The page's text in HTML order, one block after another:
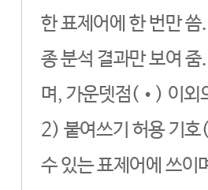
한 표제어에 한 번만
종 분석 결과만 보여
며, 가운뎃점(•) 이외
2) 붙여쓰기 허용 기호
수 있는 표제어에 쓰이